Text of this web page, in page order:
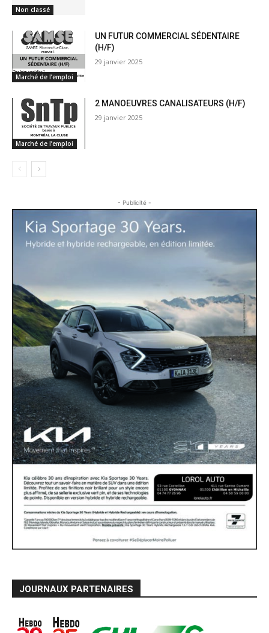
Non classé
Marché de l’emploi
UN FUTUR COMMERCIAL SÉDENTAIRE
(H/F)
29 janvier 2025
Marché de l’emploi
2 MANOEUVRES CANALISATEURS (H/F)
29 janvier 2025
- Publicité -
JOURNAUX PARTENAIRES